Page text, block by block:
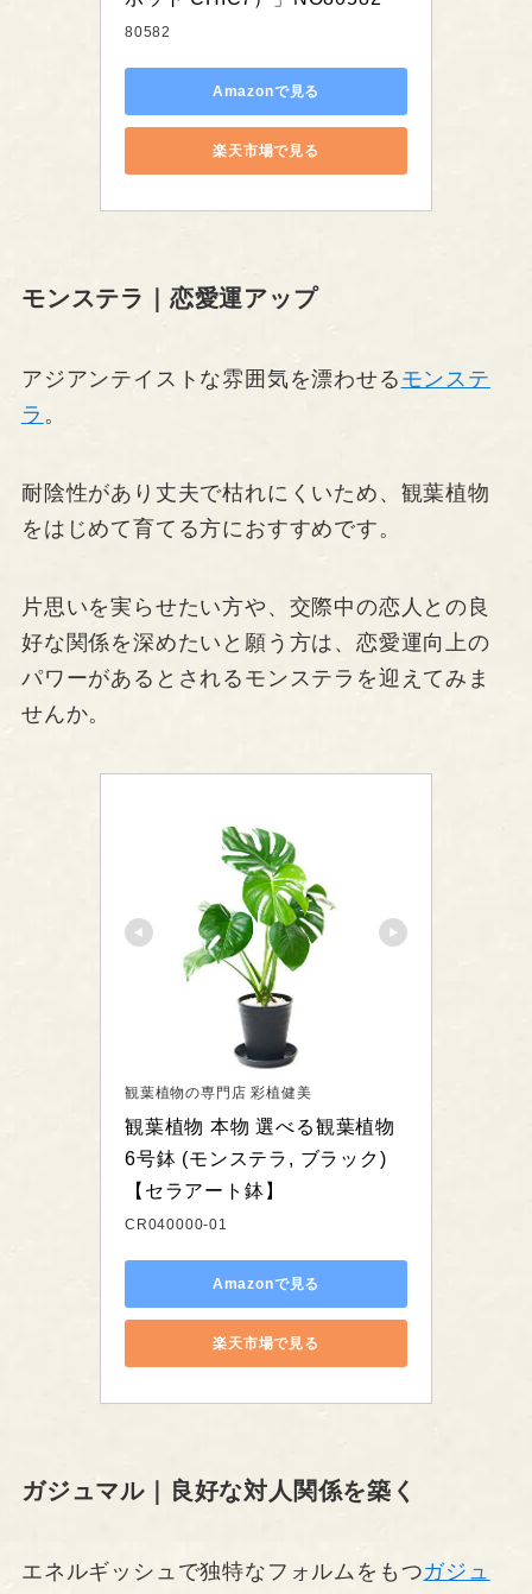
80582
Amazonで見る
楽天市場で見る
モンステラ｜恋愛運アップ
アジアンテイストな雰囲気を漂わせる モンステ
ラ 。
耐陰性があり丈夫で枯れにくいため、観葉植物
をはじめて育てる方におすすめです。
片思いを実らせたい方や、交際中の恋人との良
好な関係を深めたいと願う方は、恋愛運向上の
パワーがあるとされるモンステラを迎えてみま
せんか。
観葉植物の専門店 彩植健美
観葉植物 本物 選べる観葉植物
6号鉢 (モンステラ, ブラック)
【セラアート鉢】
CR040000-01
Amazonで見る
楽天市場で見る
ガジュマル｜良好な対人関係を築く
エネルギッシュで独特なフォルムをもつガジュ